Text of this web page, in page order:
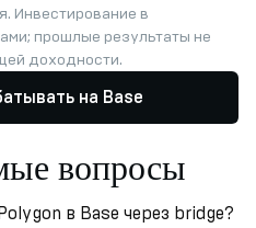
Инвестирование в
прошлые результаты не
доходности.
на Base
вопросы
в Base через bridge?